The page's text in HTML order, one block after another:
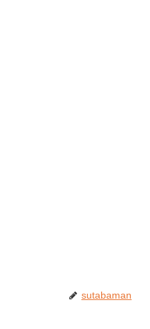
sutabaman